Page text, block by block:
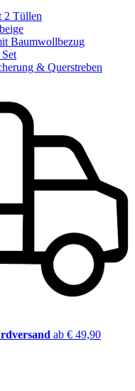
2 Tüllen
Baumwollbezug
& Querstreben
ab € 49,90